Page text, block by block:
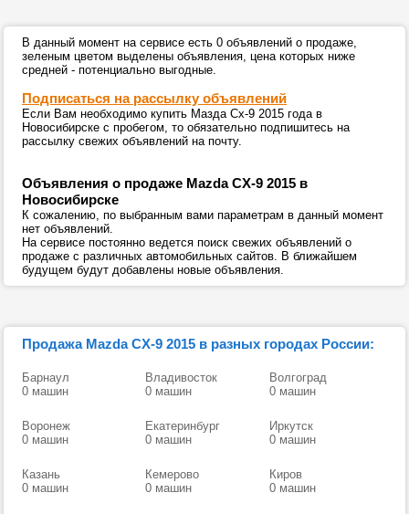
В данный момент на сервисе есть 0 объявлений о продаже,
зеленым цветом выделены объявления, цена которых ниже
средней - потенциально выгодные.
Подписаться на рассылку объявлений
Если Вам необходимо купить Мазда Сх-9 2015 года в
Новосибирске с пробегом, то обязательно подпишитесь на
рассылку свежих объявлений на почту.
Объявления о продаже Mazda CX-9 2015 в
Новосибирске
К сожалению, по выбранным вами параметрам в данный момент
нет объявлений.
На сервисе постоянно ведется поиск свежих объявлений о
продаже с различных автомобильных сайтов. В ближайшем
будущем будут добавлены новые объявления.
Продажа Mazda CX-9 2015 в разных городах России:
Барнаул
0 машин
Владивосток
0 машин
Волгоград
0 машин
Воронеж
0 машин
Екатеринбург
0 машин
Иркутск
0 машин
Казань
0 машин
Кемерово
0 машин
Киров
0 машин